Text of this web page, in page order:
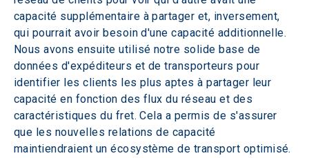
capacité supplémentaire à partager et, inversement,
qui pourrait avoir besoin d'une capacité additionnelle.
Nous avons ensuite utilisé notre solide base de
données d'expéditeurs et de transporteurs pour
identifier les clients les plus aptes à partager leur
capacité en fonction des flux du réseau et des
caractéristiques du fret. Cela a permis de s'assurer
que les nouvelles relations de capacité
maintiendraient un écosystème de transport optimisé.